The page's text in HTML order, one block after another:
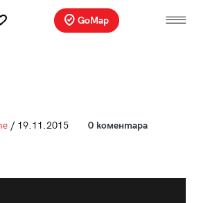
GoMap
/ 19.11.2015 0 коментара